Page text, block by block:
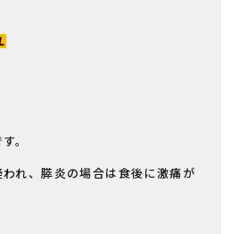
。
れ、膵炎の場合は食後に激痛が